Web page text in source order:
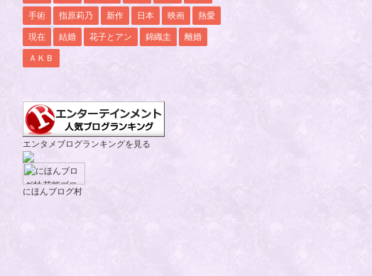
手術 指原莉乃 新作 日本 映画 熱愛
現在 結婚 花子とアン 錦織圭 離婚
ＡＫＢ
エンタメブログランキングを見る
にほんブログ村